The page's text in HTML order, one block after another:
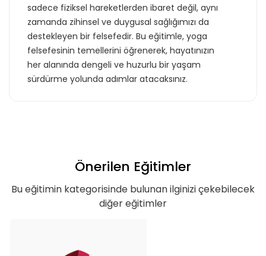
sadece fiziksel hareketlerden ibaret değil, aynı
zamanda zihinsel ve duygusal sağlığımızı da
destekleyen bir felsefedir. Bu eğitimle, yoga
felsefesinin temellerini öğrenerek, hayatınızın
her alanında dengeli ve huzurlu bir yaşam
sürdürme yolunda adımlar atacaksınız.
Önerilen Eğitimler
Bu eğitimin kategorisinde bulunan ilginizi çekebilecek
diğer eğitimler